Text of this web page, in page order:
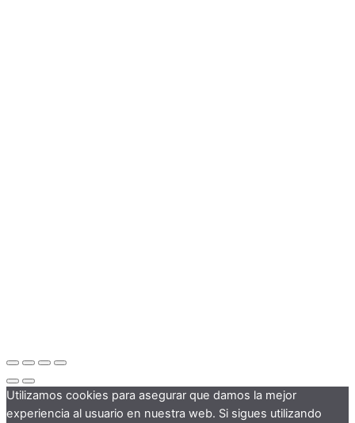
Utilizamos cookies para asegurar que damos la mejor
experiencia al usuario en nuestra web. Si sigues utilizando